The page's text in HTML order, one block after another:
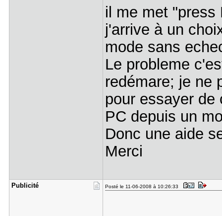
il me met "press
j'arrive à un
mode sans
Le probleme
redémare; je ne
pour essayer de
PC depuis un
Donc une aide
Merci
Publicité Posté le 11-06-2008 à 10:26:33